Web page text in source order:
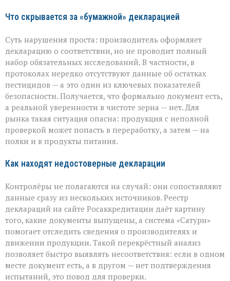
Что скрывается за «бумажной» декларацией
Суть нарушения проста: производитель оформляет
декларацию о соответствии, но не проводит полный
набор обязательных исследований. В частности, в
протоколах нередко отсутствуют данные об остатках
пестицидов — а это один из ключевых показателей
безопасности. Получается, что формально документ есть,
а реальной уверенности в чистоте зерна — нет. Для
рынка такая ситуация опасна: продукция с неполной
проверкой может попасть в переработку, а затем — на
полки и в продукты питания.
Как находят недостоверные декларации
Контролёры не полагаются на случай: они сопоставляют
данные сразу из нескольких источников. Реестр
деклараций на сайте Росаккредитации даёт картину
того, какие документы выпущены, а система «Сатурн»
помогает отследить сведения о производителях и
движении продукции. Такой перекрёстный анализ
позволяет быстро выявлять несоответствия: если в одном
месте документ есть, а в другом — нет подтверждения
испытаний, это повод для проверки.